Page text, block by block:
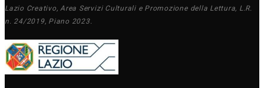
Lazio Creativo, Area Servizi Culturali e Promozione della Lettura, L.R.
n. 24/2019, Piano 2023.